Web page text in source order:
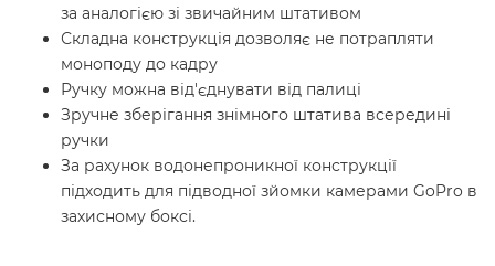
за аналогією зі звичайним штативом
Складна конструкція дозволяє не потрапляти
моноподу до кадру
Ручку можна від'єднувати від палиці
Зручне зберігання знімного штатива всередині
ручки
За рахунок водонепроникної конструкції
підходить для підводної зйомки камерами GoPro в
захисному боксі.